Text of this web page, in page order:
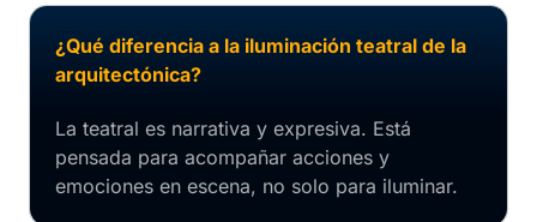
¿Qué diferencia a la iluminación teatral de la
arquitectónica?
La teatral es narrativa y expresiva. Está
pensada para acompañar acciones y
emociones en escena, no solo para iluminar.